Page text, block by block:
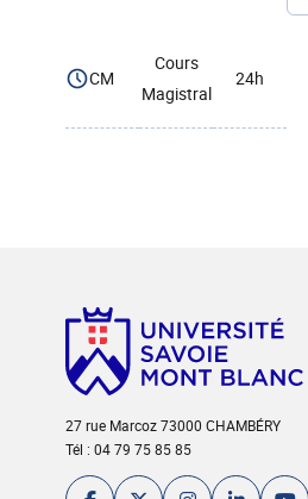
CM
Cours
Magistral
24h
27 rue Marcoz 73000 CHAMBÉRY
Tél : 04 79 75 85 85